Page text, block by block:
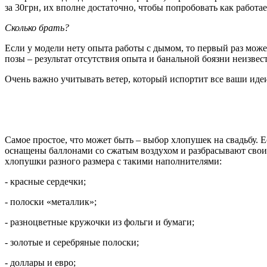
за 30грн, их вполне достаточно, чтобы попробовать как
Сколько брать?
Если у модели нету опыта работы с дымом, то первый раз
позы – результат отсутствия опыта и банальной боязни
Очень важно учитывать ветер, который испортит все ваши
Самое простое, что может быть – выбор хлопушек на свадьбу.
оснащены баллонами со сжатым воздухом и разбрасывают
хлопушки разного размера с такими наполнителями:
- красные сердечки;
- полоски «металлик»;
- разноцветные кружочки из фольги и бумаги;
- золотые и серебряные полоски;
- доллары и евро;